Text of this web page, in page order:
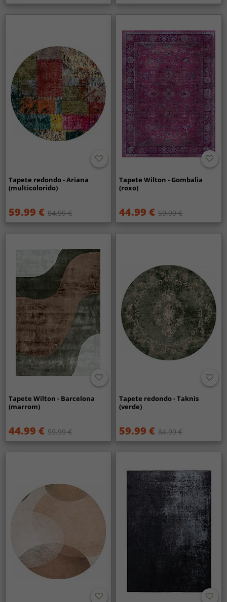
Tapete redondo - Ariana
(multicolorido)
59.99 € 84.99 €
Tapete Wilton - Gombalia
(roxo)
44.99 € 59.99 €
Tapete Wilton - Barcelona
(marrom)
44.99 € 59.99 €
Tapete redondo - Taknis
(verde)
59.99 € 84.99 €